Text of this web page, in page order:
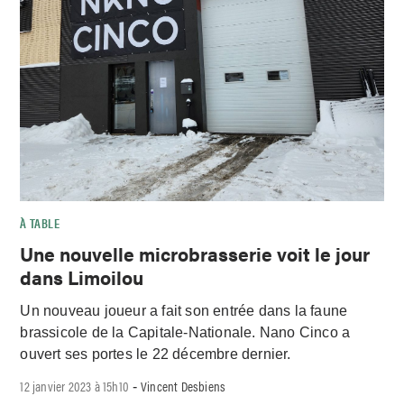
À TABLE
Une nouvelle microbrasserie voit le jour
dans Limoilou
Un nouveau joueur a fait son entrée dans la faune
brassicole de la Capitale-Nationale. Nano Cinco a
ouvert ses portes le 22 décembre dernier.
12 janvier 2023 à 15h10 -Vincent Desbiens